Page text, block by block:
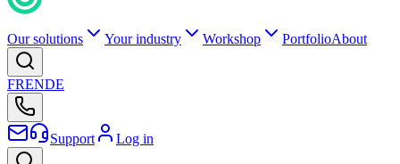
Our solutions Your industry Workshop PortfolioAbout
FRENDE
Support Log in